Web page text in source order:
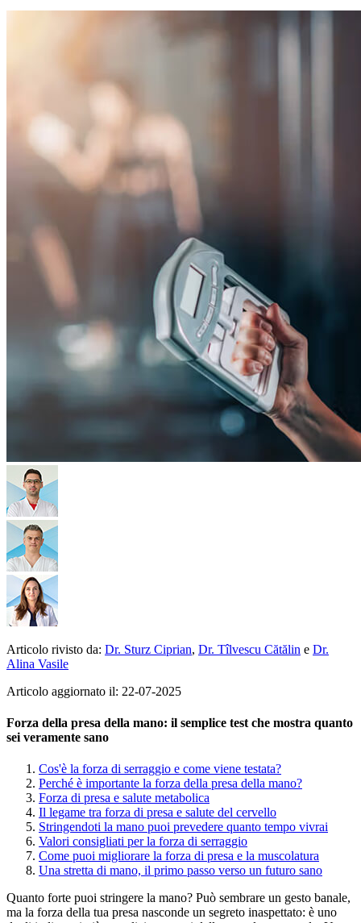
Articolo rivisto da: Dr. Sturz Ciprian, Dr. Tîlvescu Cătălin e Dr.
Alina Vasile
Articolo aggiornato il: 22-07-2025
Forza della presa della mano: il semplice test che mostra quanto
sei veramente sano
Cos'è la forza di serraggio e come viene testata?
Perché è importante la forza della presa della mano?
Forza di presa e salute metabolica
Il legame tra forza di presa e salute del cervello
Stringendoti la mano puoi prevedere quanto tempo vivrai
Valori consigliati per la forza di serraggio
Come puoi migliorare la forza di presa e la muscolatura
Una stretta di mano, il primo passo verso un futuro sano
Quanto forte puoi stringere la mano? Può sembrare un gesto banale,
ma la forza della tua presa nasconde un segreto inaspettato: è uno